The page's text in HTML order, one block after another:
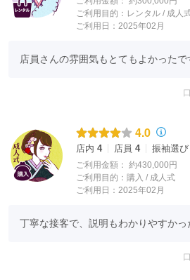
ご利用目的： レンタル / 成人
ご利用日：2025年02月
店員さんの雰囲気もとてもよかったで
4.0
店内 4 店員 4 振袖選び
ご利用金額： 約430,000円
ご利用目的： 購入 / 成人式
ご利用日：2025年02月
丁寧な接客で、説明もわかりやすかっ